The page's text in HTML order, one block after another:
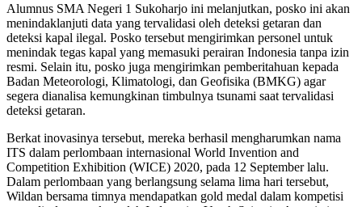
Alumnus SMA Negeri 1 Sukoharjo ini melanjutkan, posko ini akan
menindaklanjuti data yang tervalidasi oleh deteksi getaran dan
deteksi kapal ilegal. Posko tersebut mengirimkan personel untuk
menindak tegas kapal yang memasuki perairan Indonesia tanpa izin
resmi. Selain itu, posko juga mengirimkan pemberitahuan kepada
Badan Meteorologi, Klimatologi, dan Geofisika (BMKG) agar
segera dianalisa kemungkinan timbulnya tsunami saat tervalidasi
deteksi getaran.
Berkat inovasinya tersebut, mereka berhasil mengharumkan nama
ITS dalam perlombaan internasional World Invention and
Competition Exhibition (WICE) 2020, pada 12 September lalu.
Dalam perlombaan yang berlangsung selama lima hari tersebut,
Wildan bersama timnya mendapatkan gold medal dalam kompetisi